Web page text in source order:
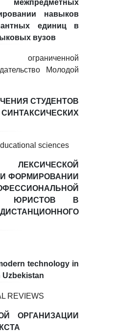
навыков
единиц в
вузов
Молодой
СТУДЕНТОВ
sciences
ФОРМИРОВАНИИ
ЮРИСТОВ В
technology in
REVIEWS
ОРГАНИЗАЦИИ
6. Elektron ariza (16)
8. Bakalavriat kvotasi (3)